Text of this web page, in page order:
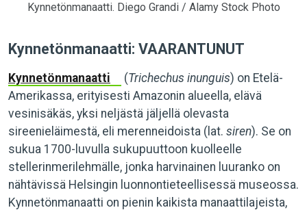
Kynnetönmanaatti. Diego Grandi / Alamy Stock Photo
Kynnetönmanaatti: VAARANTUNUT
Kynnetönmanaatti (Trichechus inunguis) on Etelä-
Amerikassa, erityisesti Amazonin alueella, elävä
vesinisäkäs, yksi neljästä jäljellä olevasta
sireenieläimestä, eli merenneidoista (lat. siren). Se on
sukua 1700-luvulla sukupuuttoon kuolleelle
stellerinmerilehmälle, jonka harvinainen luuranko on
nähtävissä Helsingin luonnontieteellisessä museossa.
Kynnetönmanaatti on pienin kaikista manaattilajeista,